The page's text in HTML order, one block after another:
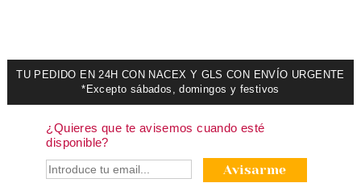
TU PEDIDO EN 24H CON NACEX Y GLS CON ENVÍO URGENTE
*Excepto sábados, domingos y festivos
¿Quieres que te avisemos cuando esté
disponible?
Avisarme